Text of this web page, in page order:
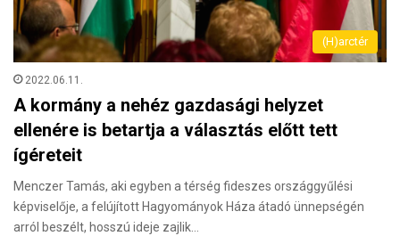
(H)arctér
2022.06.11.
A kormány a nehéz gazdasági helyzet
ellenére is betartja a választás előtt tett
ígéreteit
Menczer Tamás, aki egyben a térség fideszes országgyűlési
képviselője, a felújított Hagyományok Háza átadó ünnepségén
arról beszélt, hosszú ideje zajlik…